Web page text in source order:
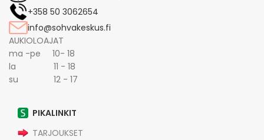
+358 50 3062654
info@sohvakeskus.fi
AUKIOLOAJAT
ma -pe 10- 18
la 11 - 18
su 12 - 17
PIKALINKIT
TARJOUKSET